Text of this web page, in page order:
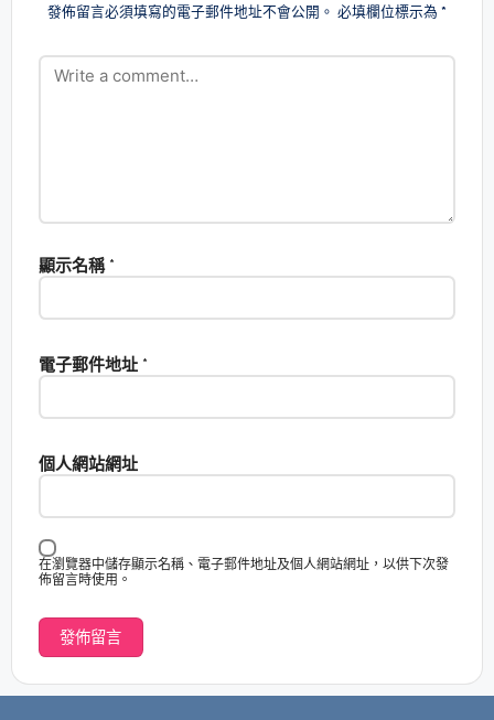
發佈留言必須填寫的電子郵件地址不會公開。 必填欄位標示為 *
顯示名稱 *
電子郵件地址 *
個人網站網址
在瀏覽器中儲存顯示名稱、電子郵件地址及個人網站網址，以供下次發
佈留言時使用。